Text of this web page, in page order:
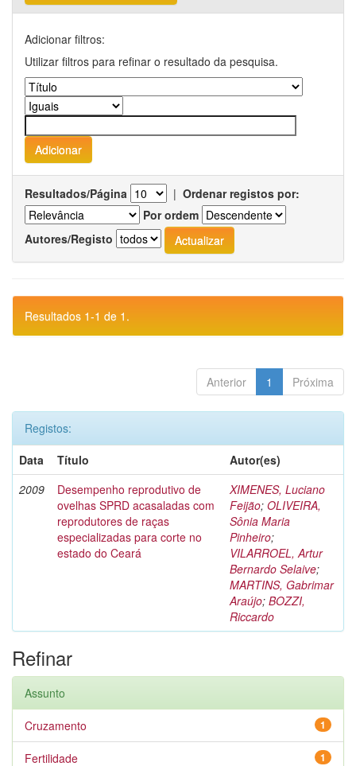
Adicionar filtros:
Utilizar filtros para refinar o resultado da pesquisa.
Resultados/Página | Ordenar registos por:
Por ordem
Autores/Registo
Resultados 1-1 de 1.
Anterior 1 Próxima
Registos:
Data
Título
Autor(es)
2009
Desempenho reprodutivo de
ovelhas SPRD acasaladas com
reprodutores de raças
especializadas para corte no
estado do Ceará
XIMENES, Luciano
Feijão; OLIVEIRA,
Sônia Maria
Pinheiro;
VILARROEL, Artur
Bernardo Selaive;
MARTINS, Gabrimar
Araújo; BOZZI,
Riccardo
Refinar
Assunto
1
Cruzamento
1
Fertilidade